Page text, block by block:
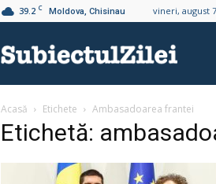
39.2 C Moldova, Chisinau vineri, august
Zilei
Acasă Etichete Ambasadoarea frantei
Etichetă: